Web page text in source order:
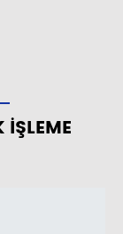
IŞLEME